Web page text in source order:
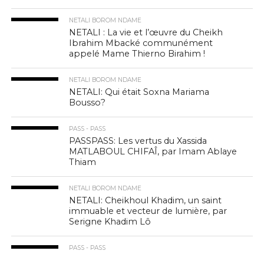
NETALI BOROM NDAME
NETALI : La vie et l’œuvre du Cheikh
Ibrahim Mbacké communément
appelé Mame Thierno Birahim !
NETALI BOROM NDAME
NETALI: Qui était Soxna Mariama
Bousso?
PASS - PASS
PASSPASS: Les vertus du Xassida
MATLABOUL CHIFAÎ, par Imam Ablaye
Thiam
NETALI BOROM NDAME
NETALI: Cheikhoul Khadim, un saint
immuable et vecteur de lumière, par
Serigne Khadim Lô
PASS - PASS